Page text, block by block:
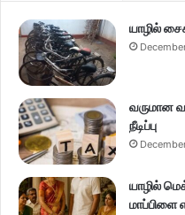
யாழில்
வருமான
நீடிப்பு
யாழில்
மாப்பிளை